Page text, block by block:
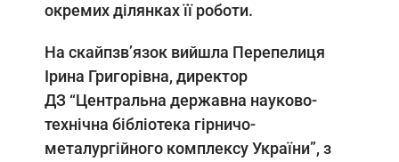
окремих ділянках її роботи.
На скайпзв’язок вийшла Перепелиця
Ірина Григорівна, директор
ДЗ “Центральна державна науково-
технічна бібліотека гірничо-
металургійного комплексу України”, з